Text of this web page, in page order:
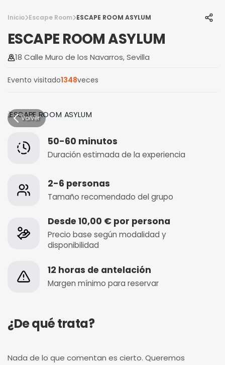
Inicio Escape Room ESCAPE ROOM ASYLUM
ESCAPE ROOM ASYLUM
18 Calle Muro de los Navarros, Sevilla
Evento visitado1348veces
Volver
50-60 minutos
Duración estimada de la experiencia
2-6 personas
Tamaño recomendado del grupo
Desde 10,00 € por persona
Precio base según modalidad y
disponibilidad
12 horas de antelación
Margen mínimo para reservar
¿De qué trata?
Nada de lo que comentan es cierto. Queremos